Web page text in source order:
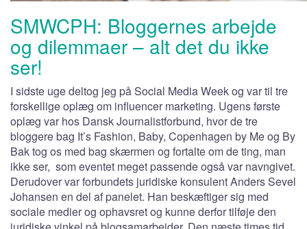
SMWCPH: Bloggernes arbejde
og dilemmaer – alt det du ikke
ser!
I sidste uge deltog jeg på Social Media Week og var til tre
forskellige oplæg om influencer marketing. Ugens første
oplæg var hos Dansk Journalistforbund, hvor de tre
bloggere bag It’s Fashion, Baby, Copenhagen by Me og By
Bak tog os med bag skærmen og fortalte om de ting, man
ikke ser, som eventet meget passende også var navngivet.
Derudover var forbundets juridiske konsulent Anders Sevel
Johansen en del af panelet. Han beskæftiger sig med
sociale medier og ophavsret og kunne derfor tilføje den